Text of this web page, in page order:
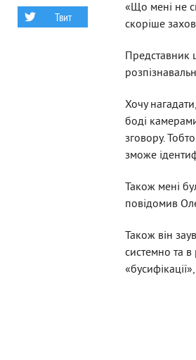
«Що мені не
скоріше
Представник
Хочу
боді
зговору.
зможе
Також мені
повідомив
Також він
системно та
Твит